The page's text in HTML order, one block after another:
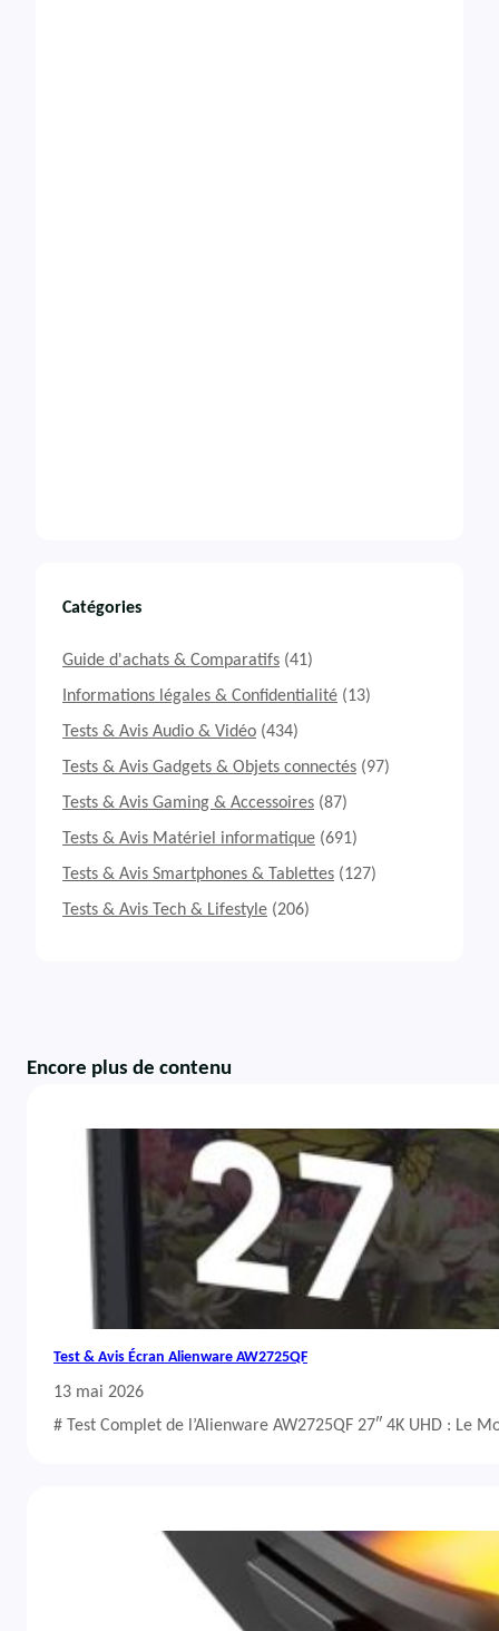
Catégories
Guide d'achats & Comparatifs (41)
Informations légales & Confidentialité (13)
Tests & Avis Audio & Vidéo (434)
Tests & Avis Gadgets & Objets connectés (97)
Tests & Avis Gaming & Accessoires (87)
Tests & Avis Matériel informatique (691)
Tests & Avis Smartphones & Tablettes (127)
Tests & Avis Tech & Lifestyle (206)
Encore plus de contenu
Test & Avis Écran Alienware AW2725QF
13 mai 2026
# Test Complet de l’Alienware AW2725QF 27″ 4K UHD : Le